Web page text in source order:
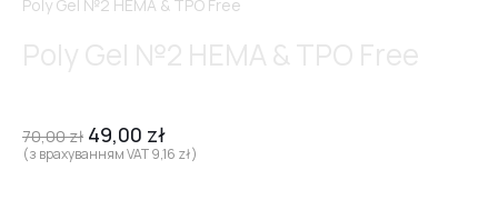
Poly Gel №2 HEMA & TPO Free
70,00zł 49,00 zł
(з врахуванням VAT9,16 zł)